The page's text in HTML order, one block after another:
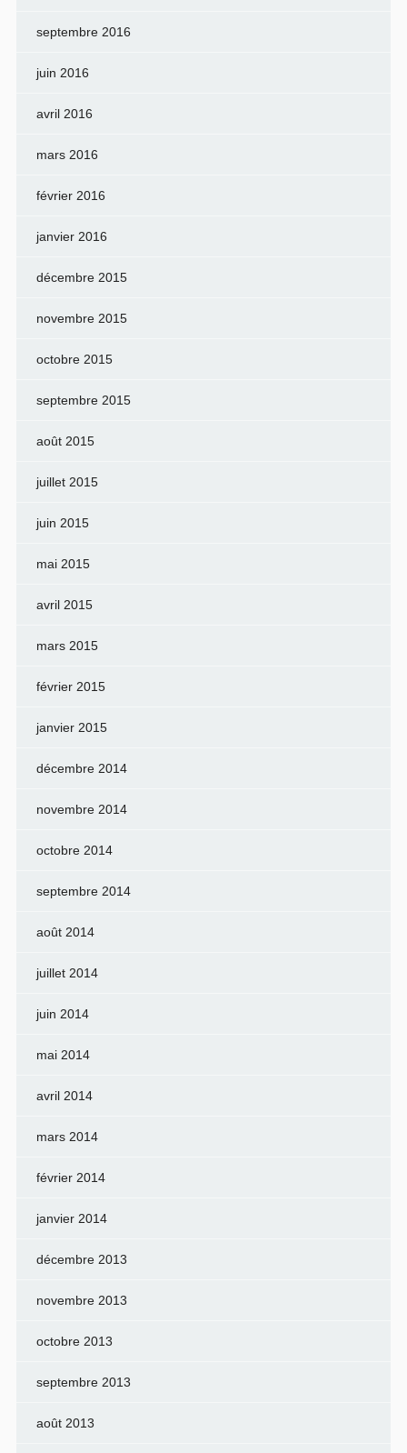
septembre 2016
juin 2016
avril 2016
mars 2016
février 2016
janvier 2016
décembre 2015
novembre 2015
octobre 2015
septembre 2015
août 2015
juillet 2015
juin 2015
mai 2015
avril 2015
mars 2015
février 2015
janvier 2015
décembre 2014
novembre 2014
octobre 2014
septembre 2014
août 2014
juillet 2014
juin 2014
mai 2014
avril 2014
mars 2014
février 2014
janvier 2014
décembre 2013
novembre 2013
octobre 2013
septembre 2013
août 2013